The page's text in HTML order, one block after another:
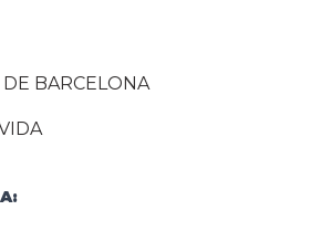
BARCELONA